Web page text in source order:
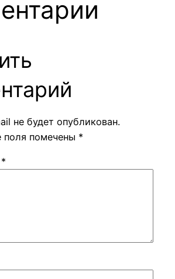
не будет опубликован.
поля помечены *
*